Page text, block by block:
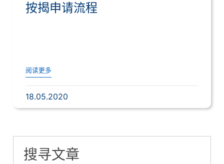
按揭申请流程
阅读更多
18.05.2020
搜寻文章